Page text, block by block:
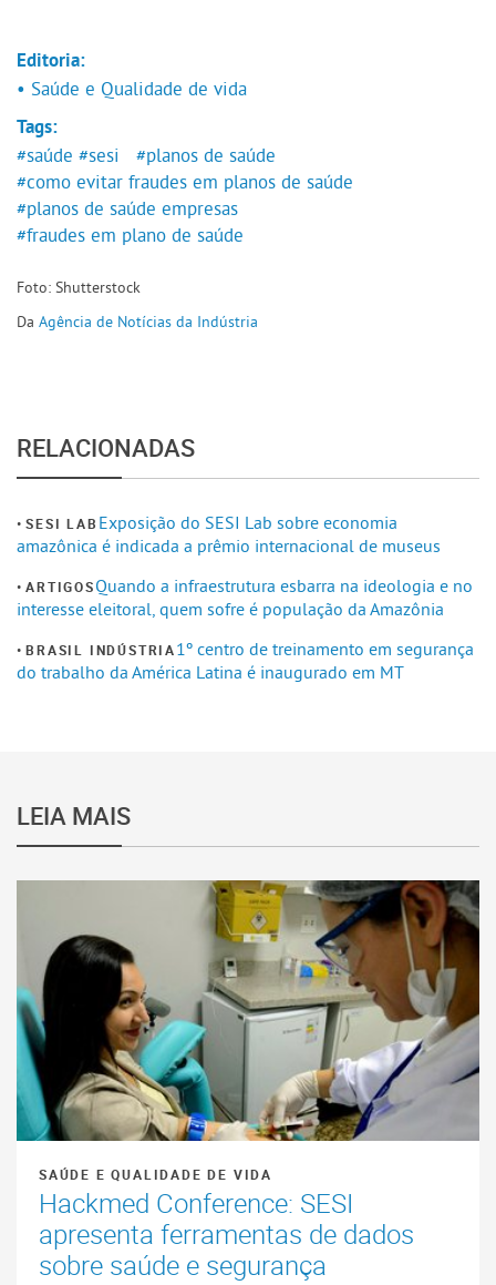
Editoria:
• Saúde e Qualidade de vida
Tags:
#saúde #sesi
#planos de saúde
#como evitar fraudes em planos de saúde
#planos de saúde empresas
#fraudes em plano de saúde
Foto: Shutterstock
Da Agência de Notícias da Indústria
RELACIONADAS
SESI LAB Exposição do SESI Lab sobre economia
amazônica é indicada a prêmio internacional de museus
ARTIGOSQuando a infraestrutura esbarra na ideologia e no
interesse eleitoral, quem sofre é população da Amazônia
BRASIL INDÚSTRIA1º centro de treinamento em segurança
do trabalho da América Latina é inaugurado em MT
LEIA MAIS
SAÚDE E QUALIDADE DE VIDA
Hackmed Conference: SESI
apresenta ferramentas de dados
sobre saúde e segurança